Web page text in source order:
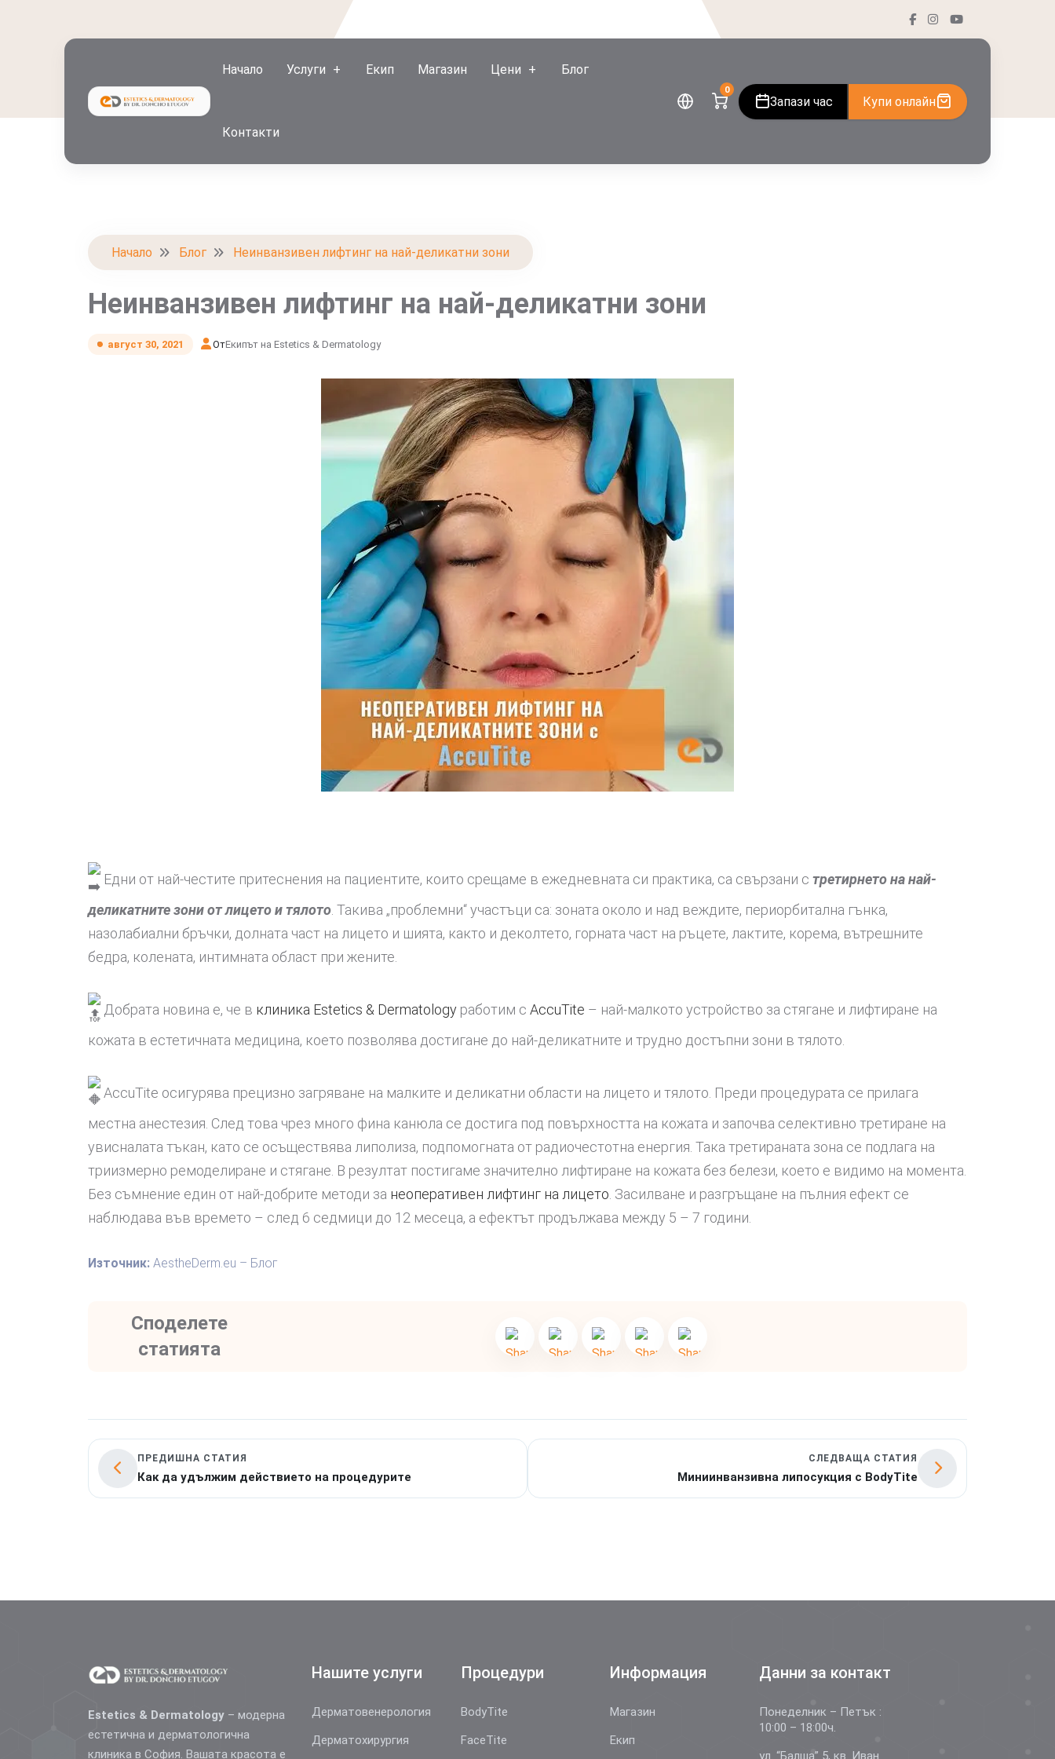
Начало Услуги Екип Магазин Цени Блог
Контакти
0
Запази час Купи онлайн
Начало Блог Неинванзивен лифтинг на най-деликатни зони
Неинванзивен лифтинг на най-деликатни зони
август 30, 2021 ОтЕкипът на Estetics & Dermatology
Едни от най-честите притеснения на пациентите, които срещаме в ежедневната си практика, са свързани с третирнето на най-
деликатните зони от лицето и тялото . Такива „проблемни“ участъци са: зоната около и над веждите, периорбитална гънка,
назолабиални бръчки, долната част на лицето и шията, както и деколтето, горната част на ръцете, лактите, корема, вътрешните
бедра, колената, интимната област при жените.
Добрата новина е, че в клиника Estetics & Dermatology работим с AccuTite – най-малкото устройство за стягане и лифтиране на
кожата в естетичната медицина, което позволява достигане до най-деликатните и трудно достъпни зони в тялото.
AccuTite осигурява прецизно загряване на малките и деликатни области на лицето и тялото. Преди процедурата се прилага
местна анестезия. След това чрез много фина канюла се достига под повърхността на кожата и започва селективно третиране на
увисналата тъкан, като се осъществява липолиза, подпомогната от радиочестотна енергия. Така третираната зона се подлага на
триизмерно ремоделиране и стягане. В резултат постигаме значително лифтиране на кожата без белези, което е видимо на момента.
Без съмнение един от най-добрите методи за неоперативен лифтинг на лицето . Засилване и разгръщане на пълния ефект се
наблюдава във времето – след 6 седмици до 12 месеца, а ефектът продължава между 5 – 7 години.
Източник: AestheDerm.eu – Блог
Споделете
статията
ПРЕДИШНА СТАТИЯ
Как да удължим действието на процедурите
СЛЕДВАЩА СТАТИЯ
Миниинванзивна липосукция с BodyTite
Estetics & Dermatology – модерна
естетична и дерматологична
клиника в София. Вашата красота е
Нашите услуги
Дерматовенерология
Дерматохирургия
Процедури
BodyTite
FaceTite
Информация
Магазин
Екип
Данни за контакт
Понеделник – Петък :
10:00 – 18:00ч.
ул. “Балша” 5, кв. Иван